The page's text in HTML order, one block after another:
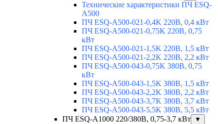
Технические характеристики ПЧ ESQ-
A500
ПЧ ESQ-A500-021-0,4K 220В, 0,4 кВт
ПЧ ESQ-A500-021-0,75K 220В, 0,75
кВт
ПЧ ESQ-A500-021-1,5K 220В, 1,5 кВт
ПЧ ESQ-A500-021-2,2K 220В, 2,2 кВт
ПЧ ESQ-A500-043-0,75K 380В, 0,75
кВт
ПЧ ESQ-A500-043-1,5K 380В, 1,5 кВт
ПЧ ESQ-A500-043-2,2K 380В, 2,2 кВт
ПЧ ESQ-A500-043-3,7K 380В, 3,7 кВт
ПЧ ESQ-A500-043-5,5K 380В, 5,5 кВт
ПЧ ESQ-A1000 220/380В, 0,75-3,7 кВт
▼